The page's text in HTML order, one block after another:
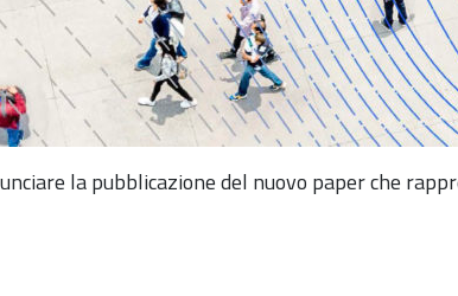
la pubblicazione del nuovo paper che